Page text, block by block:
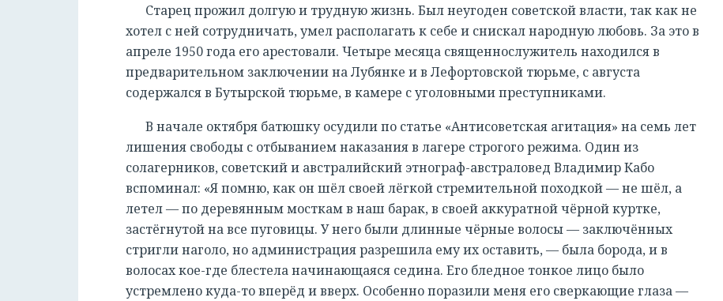
Старец прожил долгую и трудную жизнь. Был неугоден советской власти, так как не
хотел с ней сотрудничать, умел располагать к себе и снискал народную любовь. За это в
апреле 1950 года его арестовали. Четыре месяца священнослужитель находился в
предварительном заключении на Лубянке и в Лефортовской тюрьме, с августа
содержался в Бутырской тюрьме, в камере с уголовными преступниками.
В начале октября батюшку осудили по статье «Антисоветская агитация» на семь лет
лишения свободы с отбыванием наказания в лагере строгого режима. Один из
солагерников, советский и австралийский этнограф-австраловед Владимир Кабо
вспоминал: «Я помню, как он шёл своей лёгкой стремительной походкой — не шёл, а
летел — по деревянным мосткам в наш барак, в своей аккуратной чёрной куртке,
застёгнутой на все пуговицы. У него были длинные чёрные волосы — заключённых
стригли наголо, но администрация разрешила ему их оставить, — была борода, и в
волосах кое-где блестела начинающаяся седина. Его бледное тонкое лицо было
устремлено куда-то вперёд и вверх. Особенно поразили меня его сверкающие глаза —